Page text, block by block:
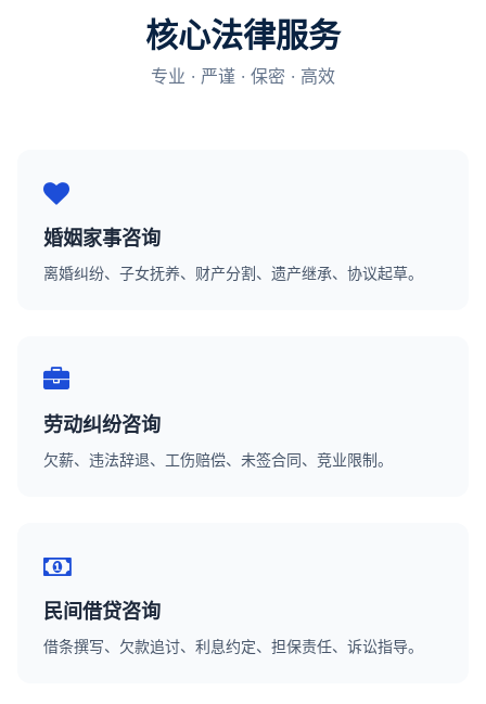
核心法律服务
专业 · 严谨 · 保密 · 高效
婚姻家事咨询
离婚纠纷、子女抚养、财产分割、遗产继承、协议起草。
劳动纠纷咨询
欠薪、违法辞退、工伤赔偿、未签合同、竞业限制。
民间借贷咨询
借条撰写、欠款追讨、利息约定、担保责任、诉讼指导。